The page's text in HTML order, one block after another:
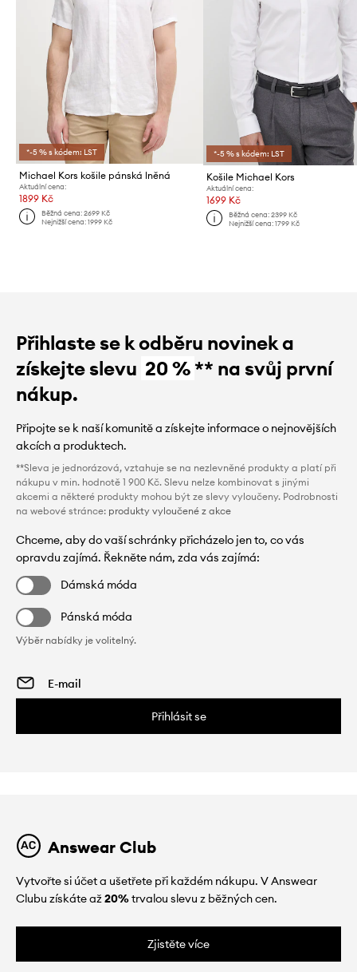
*-5 % s kódem: LST
Michael Kors košile pánská lněná
Aktuální cena:
1899 Kč
Běžná cena:2699 Kč
Nejnižší cena:1999 Kč
*-5 % s kódem: LST
Košile Michael Kors
Aktuální cena:
1699 Kč
Běžná cena: 2399 Kč
Nejnižší cena: 1799 Kč
Přihlaste se k odběru novinek a
získejte slevu 20 %** na svůj první
nákup.
Připojte se k naší komunitě a získejte informace o nejnovějších
akcích a produktech.
**Sleva je jednorázová, vztahuje se na nezlevněné produkty a platí při
nákupu v min. hodnotě 1 900 Kč. Slevu nelze kombinovat s jinými
akcemi a některé produkty mohou být ze slevy vyloučeny. Podrobnosti
na webové stránce: produkty vyloučené z akce
Chceme, aby do vaší schránky přicházelo jen to, co vás
opravdu zajímá. Řekněte nám, zda vás zajímá:
Dámská móda
Pánská móda
Výběr nabídky je volitelný.
Přihlásit se
Answear Club
Vytvořte si účet a ušetřete při každém nákupu. V Answear
Clubu získáte až20%trvalou slevu z běžných cen.
Zjistěte více